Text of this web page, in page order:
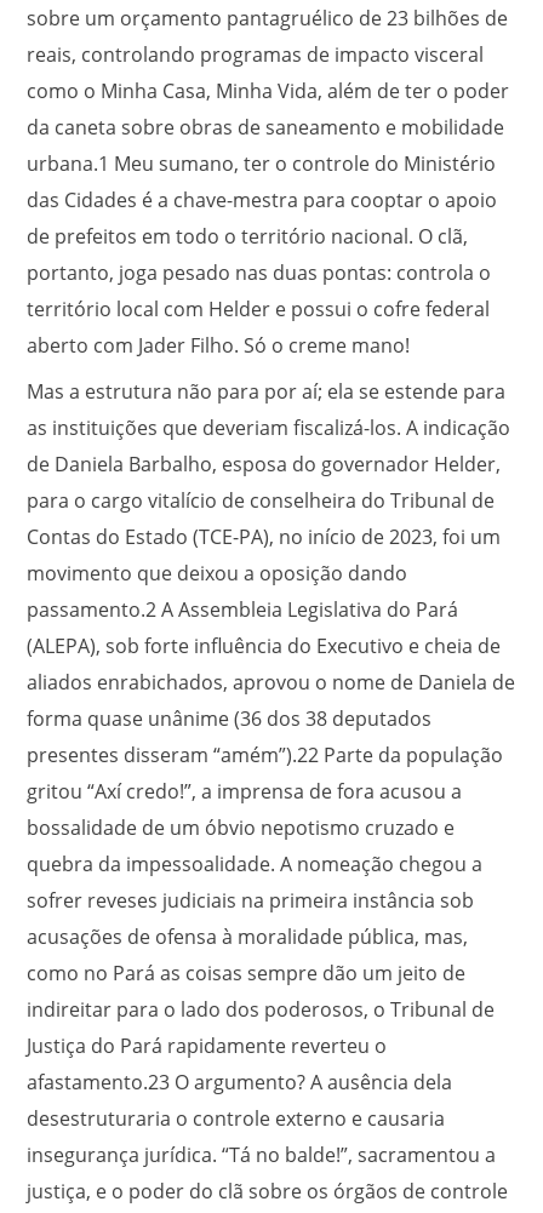
sobre um orçamento pantagruélico de 23 bilhões de
reais, controlando programas de impacto visceral
como o Minha Casa, Minha Vida, além de ter o poder
da caneta sobre obras de saneamento e mobilidade
urbana.1 Meu sumano, ter o controle do Ministério
das Cidades é a chave-mestra para cooptar o apoio
de prefeitos em todo o território nacional. O clã,
portanto, joga pesado nas duas pontas: controla o
território local com Helder e possui o cofre federal
aberto com Jader Filho. Só o creme mano!
Mas a estrutura não para por aí; ela se estende para
as instituições que deveriam fiscalizá-los. A indicação
de Daniela Barbalho, esposa do governador Helder,
para o cargo vitalício de conselheira do Tribunal de
Contas do Estado (TCE-PA), no início de 2023, foi um
movimento que deixou a oposição dando
passamento.2A Assembleia Legislativa do Pará
(ALEPA), sob forte influência do Executivo e cheia de
aliados enrabichados, aprovou o nome de Daniela de
forma quase unânime (36 dos 38 deputados
presentes disseram “amém”).22 Parte da população
gritou “Axí credo!”, a imprensa de fora acusou a
bossalidade de um óbvio nepotismo cruzado e
quebra da impessoalidade. A nomeação chegou a
sofrer reveses judiciais na primeira instância sob
acusações de ofensa à moralidade pública, mas,
como no Pará as coisas sempre dão um jeito de
indireitar para o lado dos poderosos, o Tribunal de
Justiça do Pará rapidamente reverteu o
afastamento.23 O argumento? A ausência dela
desestruturaria o controle externo e causaria
insegurança jurídica. “Tá no balde!”, sacramentou a
justiça, e o poder do clã sobre os órgãos de controle